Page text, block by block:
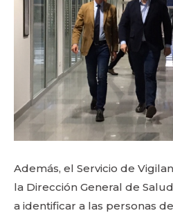
Además, el Servicio de
la Dirección General de
a identificar a las personas